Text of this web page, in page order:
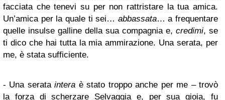
facciata che tenevi su per non rattristare la tua amica.
Un’amica per la quale ti sei… abbassata… a frequentare
quelle insulse galline della sua compagnia e, credimi, se
ti dico che hai tutta la mia ammirazione. Una serata, per
me, è stata sufficiente.
- Una serataintera è stato troppo anche per me – trovò
la forza di scherzare Selvaggia e, per sua gioia, fu